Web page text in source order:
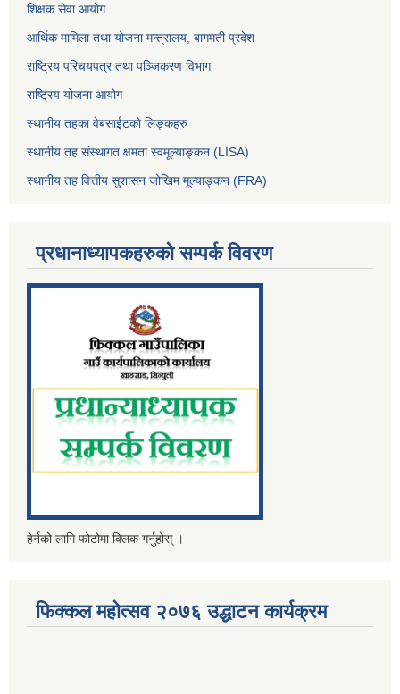
शिक्षक सेवा आयोग
आर्थिक मामिला तथा योजना मन्त्रालय, बागमती प्रदेश
राष्ट्रिय परिचयपत्र तथा पञ्जिकरण विभाग
राष्ट्रिय योजना आयोग
स्थानीय तहका वेबसाईटको लिङ्कहरु
स्थानीय तह संस्थागत क्षमता स्वमूल्याङ्कन (LISA)
स्थानीय तह वित्तीय सुशासन जोखिम मूल्याङ्कन (FRA)
प्रधानाध्यापकहरुको सम्पर्क विवरण
हेर्नको लागि फोटोमा क्लिक गर्नुहोस् ।
फिक्कल महोत्सव २०७६ उद्धाटन कार्यक्रम